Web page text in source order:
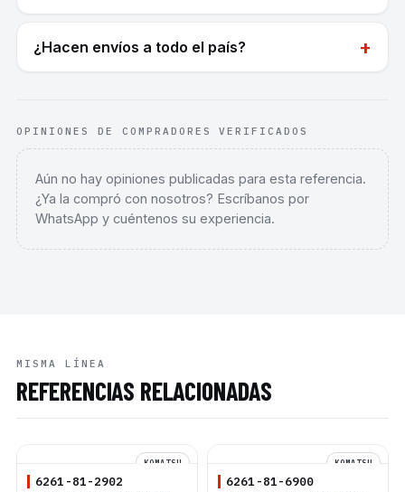
¿Hacen envíos a todo el país? +
OPINIONES DE COMPRADORES VERIFICADOS
Aún no hay opiniones publicadas para esta referencia.
¿Ya la compró con nosotros? Escríbanos por
WhatsApp y cuéntenos su experiencia.
MISMA LÍNEA
REFERENCIAS RELACIONADAS
KOMATSU
6261-81-2902
KOMATSU
6261-81-6900